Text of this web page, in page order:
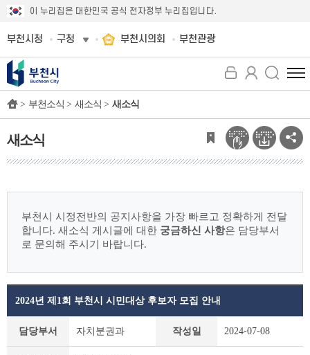
이 누리집은 대한민국 공식 전자정부 누리집입니다.
부천시청 구청 부천시의회 부천관광
전
체
뉴
보
기
> 부천소식 > 새소식 > 새소식
새소식
부천시 시정전반의 공지사항을 가장 빠르고 정확하게 전달
합니다. 새소식 게시글에 대한 궁금하신 사항은 담당부서
로 문의해 주시기 바랍니다.
2024년 제1회 부천시 시민대상 후보자 모집 안내
담당부서 자치분권과 작성일 2024-07-08